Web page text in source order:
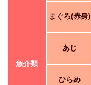
魚介類
まぐろ(赤身)
あじ
ひらめ